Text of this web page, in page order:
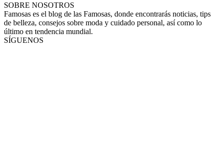
SOBRE NOSOTROS
Famosas es el blog de las Famosas, donde encontrarás noticias, tips
de belleza, consejos sobre moda y cuidado personal, así como lo
último en tendencia mundial.
SÍGUENOS